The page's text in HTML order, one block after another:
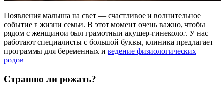
Появления малыша на свет — счастливое и волнительное
событие в жизни семьи. В этот момент очень важно, чтобы
рядом с женщиной был грамотный акушер-гинеколог. У нас
работают специалисты с большой буквы, клиника предлагает
программы для беременных и ведение физиологических
родов.
Страшно ли рожать?